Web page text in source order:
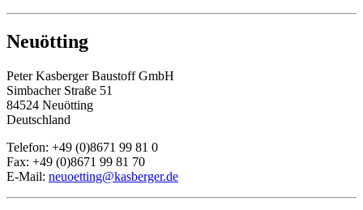
Neuötting
Peter Kasberger Baustoff GmbH
Simbacher Straße 51
84524 Neuötting
Deutschland
Telefon: +49 (0)8671 99 81 0
Fax: +49 (0)8671 99 81 70
E-Mail: neuoetting@kasberger.de